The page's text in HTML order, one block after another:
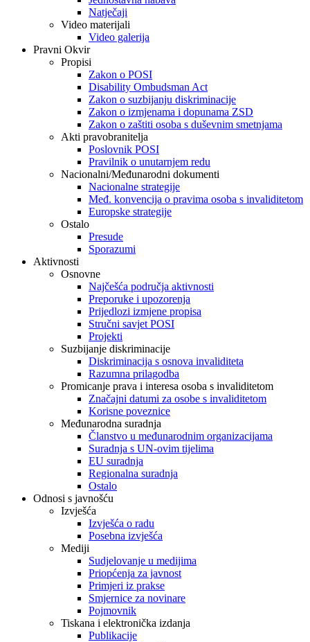
Natječaji
Video materijali
Video galerija
Pravni Okvir
Propisi
Zakon o POSI
Disability Ombudsman Act
Zakon o suzbijanju diskriminacije
Zakon o izmjenama i dopunama ZSD
Zakon o zaštiti osoba s duševnim smetnjama
Akti pravobranitelja
Poslovnik POSI
Pravilnik o unutarnjem redu
Nacionalni/Međunarodni dokumenti
Nacionalne strategije
Međ. konvencija o pravima osoba s invaliditetom
Europske strategije
Ostalo
Presude
Sporazumi
Aktivnosti
Osnovne
Najčešća područja aktivnosti
Preporuke i upozorenja
Prijedlozi izmjene propisa
Stručni savjet POSI
Projekti
Suzbijanje diskriminacije
Diskriminacija s osnova invaliditeta
Razumna prilagodba
Promicanje prava i interesa osoba s invaliditetom
Značajni datumi za osobe s invaliditetom
Korisne poveznice
Međunarodna suradnja
Članstvo u međunarodnim organizacijama
Suradnja s UN-ovim tijelima
EU suradnja
Regionalna suradnja
Ostalo
Odnosi s javnošću
Izvješća
Izvješća o radu
Posebna izvješća
Mediji
Sudjelovanje u medijima
Priopćenja za javnost
Primjeri iz prakse
Smjernice za novinare
Pojmovnik
Tiskana i elektronička izdanja
Publikacije